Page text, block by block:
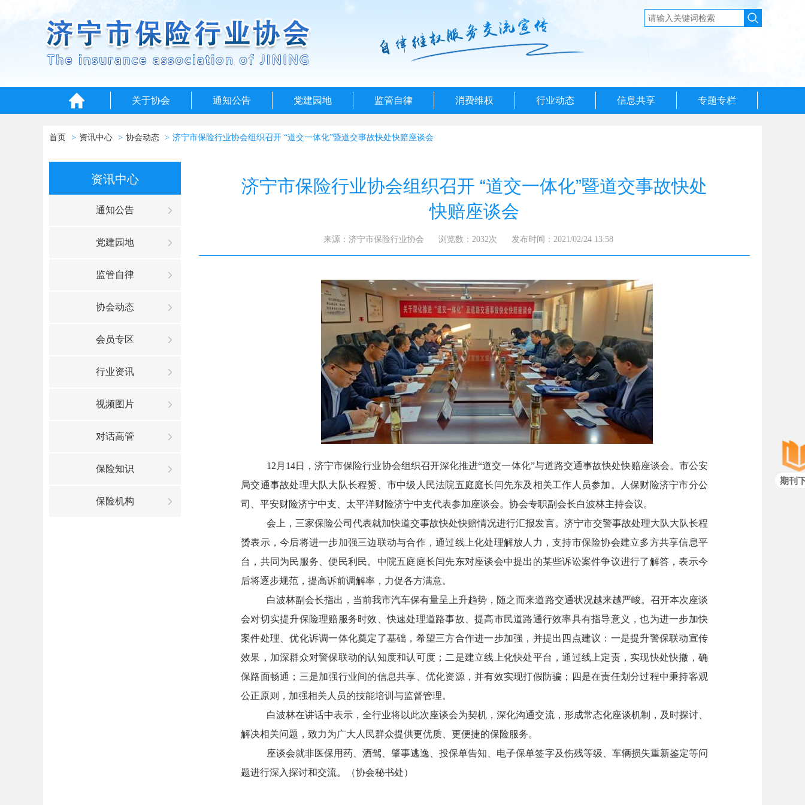
关于协会 通知公告 党建园地 监管自律 消费维权 行业动态 信息共享 专题专栏
首页 资讯中心 协会动态 济宁市保险行业协会组织召开 “道交一体化”暨道交事故快处快赔座谈会
资讯中心
通知公告
党建园地
监管自律
协会动态
会员专区
行业资讯
视频图片
对话高管
保险知识
保险机构
济宁市保险行业协会组织召开 “道交一体化”暨道交事故快处
快赔座谈会
来源：济宁市保险行业协会 浏览数：2032次 发布时间：2021/02/24 13:58
12月 14日，济宁市保险行业协会组织召开深化推进“道交一体化”与道路交通事故快处快赔座谈会。市公安
局交通事故处理大队大队长程赟、市中级人民法院五庭庭长闫先东及相关工作人员参加。人保财险济宁市分公
司、平安财险济宁中支、太平洋财险济宁中支代表参加座谈会。协会专职副会长白波林主持会议。
会上，三家保险公司代表就加快道交事故快处快赔情况进行汇报发言。济宁市交警事故处理大队大队长程
赟表示，今后将进一步加强三边联动与合作，通过线上化处理解放人力，支持市保险协会建立多方共享信息平
台，共同为民服务、便民利民。中院五庭庭长闫先东对座谈会中提出的某些诉讼案件争议进行了解答，表示今
后将逐步规范，提高诉前调解率，力促各方满意。
白波林副会长指出，当前我市汽车保有量呈上升趋势，随之而来道路交通状况越来越严峻。召开本次座谈
会对切实提升保险理赔服务时效、快速处理道路事故、提高市民道路通行效率具有指导意义，也为进一步加快
案件处理、优化诉调一体化奠定了基础，希望三方合作进一步加强，并提出四点建议：一是提升警保联动宣传
效果，加深群众对警保联动的认知度和认可度；二是建立线上化快处平台，通过线上定责，实现快处快撤，确
保路面畅通；三是加强行业间的信息共享、优化资源，并有效实现打假防骗；四是在责任划分过程中秉持客观
公正原则，加强相关人员的技能培训与监督管理。
白波林在讲话中表示，全行业将以此次座谈会为契机，深化沟通交流，形成常态化座谈机制，及时探讨、
解决相关问题，致力为广大人民群众提供更优质、更便捷的保险服务。
座谈会就非医保用药、酒驾、肇事逃逸、投保单告知、电子保单签字及伤残等级、车辆损失重新鉴定等问
题进行深入探讨和交流。（协会秘书处）
期刊